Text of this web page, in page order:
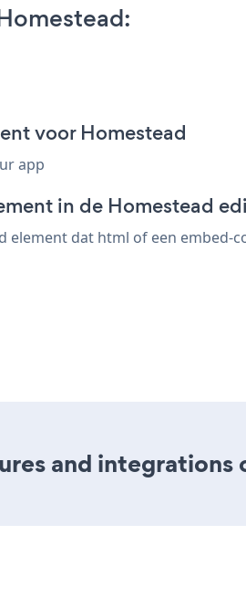
voor Homestead
app
in de Homestead
dat html of een
and integrations